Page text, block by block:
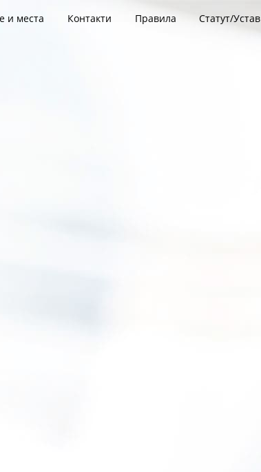
и места Контакти Правила Статут/Устав